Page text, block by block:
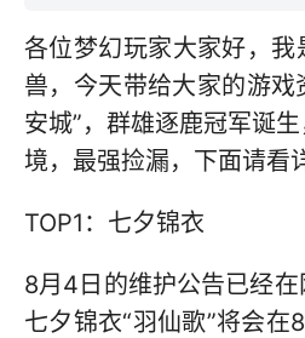
各位梦幻玩家大家好，我
兽，今天带给大家的游
安城”，群雄逐鹿冠军诞
境，最强捡漏，下面请看
TOP1：七夕锦衣
8月4日的维护公告已经在
七夕锦衣“羽仙歌”将会